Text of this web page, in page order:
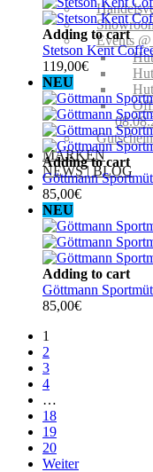
Events
MARKEN
NEWS | BLOG
Adding to cart
Stetson Kent
119,00€
NEU
Adding to cart
Göttmann
85,00€
NEU
Adding to cart
Göttmann
85,00€
1
2
3
4
…
18
19
20
Weiter